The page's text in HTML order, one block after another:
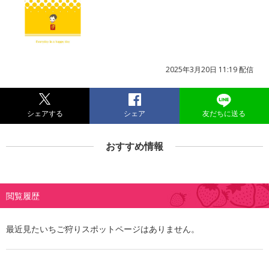
2025年3月20日 11:19 配信
シェアする シェア 友だちに送る
おすすめ情報
閲覧履歴
最近見たいちご狩りスポットページはありません。